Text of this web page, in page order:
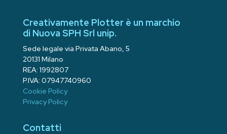
Creativamente Plotter è un marchio
di Nuova SPH Srl unip.
Sede legale via Privata Abano, 5
20131 Milano
REA: 1992807
P.IVA: 07947740960
Cookie Policy
Privacy Policy
Contatti